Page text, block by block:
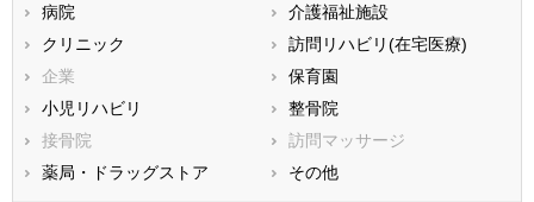
香川県
高知県
福岡県
長崎県
熊本県
鹿児島県
病院
介護福祉施設
クリニック
訪問リハビリ(在宅医療)
企業
保育園
小児リハビリ
整骨院
接骨院
訪問マッサージ
薬局・ドラッグストア
その他